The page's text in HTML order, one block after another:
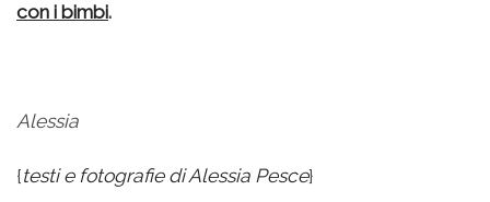
con i bimbi.
Alessia
{testi e fotografie di Alessia Pesce}